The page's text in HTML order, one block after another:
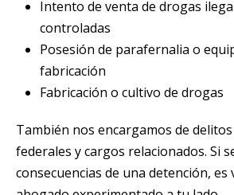
Intento de venta de drogas
controladas
Posesión de parafernalia o
fabricación
Fabricación o cultivo de drogas
También nos encargamos de
federales y cargos relacionados. Si
consecuencias de una detención,